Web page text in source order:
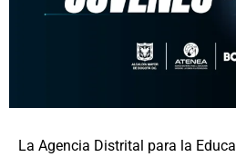
La Agencia Distrital para la